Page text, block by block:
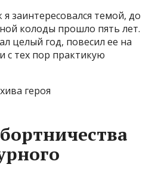
заинтересовался темой, до
колоды прошло пять лет.
целый год, повесил ее на
с тех пор практикую
героя